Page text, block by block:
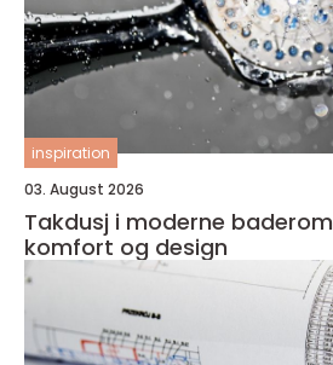
inspiration
03. August 2026
Takdusj i moderne baderom funksjon,
komfort og design